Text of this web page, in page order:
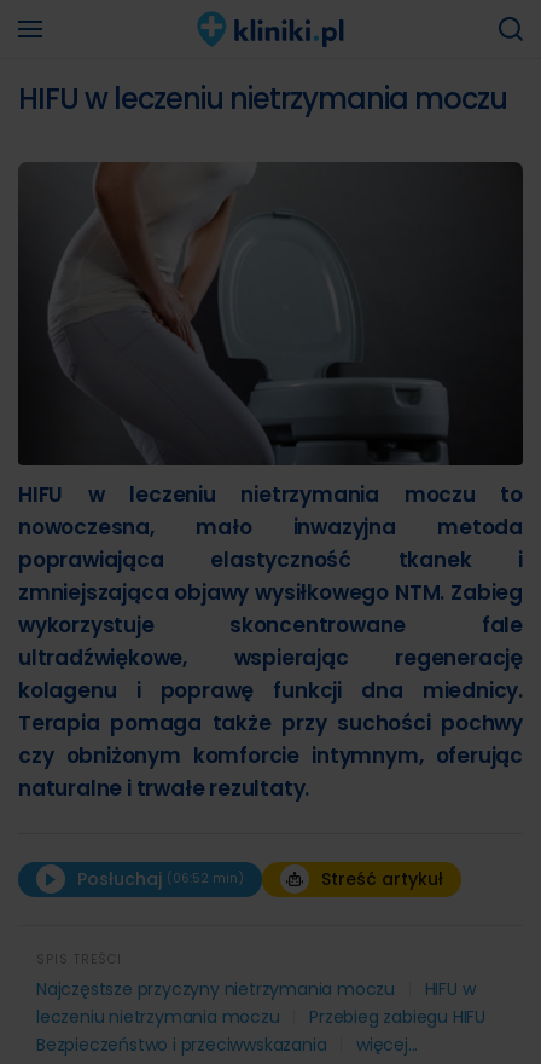
HIFU w leczeniu nietrzymania moczu
HIFU w leczeniu nietrzymania moczu to
nowoczesna, mało inwazyjna metoda
poprawiająca elastyczność tkanek i
zmniejszająca objawy wysiłkowego NTM. Zabieg
wykorzystuje skoncentrowane fale
ultradźwiękowe, wspierając regenerację
kolagenu i poprawę funkcji dna miednicy.
Terapia pomaga także przy suchości pochwy
czy obniżonym komforcie intymnym, oferując
naturalne i trwałe rezultaty.
Posłuchaj (06:52 min) Streść artykuł
00:00 06:52
STRESZCZENIE ARTYKUŁU:
SPIS TREŚCI
Najczęstsze przyczyny nietrzymania moczu
HIFU w
leczeniu nietrzymania moczu
Przebieg zabiegu HIFU
Bezpieczeństwo i przeciwwskazania
więcej...